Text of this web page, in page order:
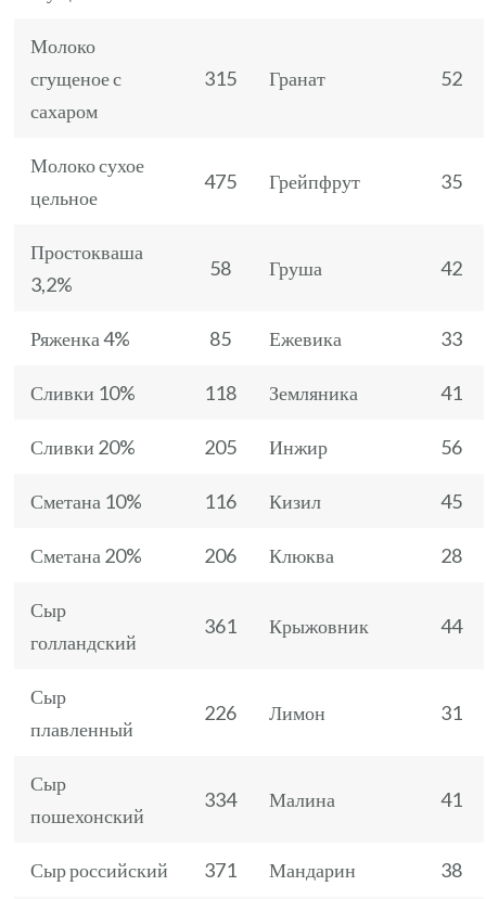
Молоко
сгущеное с
сахаром
315 Гранат 52
Молоко сухое
цельное
475 Грейпфрут 35
Простокваша
3,2%
58 Груша 42
Ряженка 4% 85 Ежевика 33
Сливки 10% 118 Земляника 41
Сливки 20% 205 Инжир 56
Сметана 10% 116 Кизил 45
Сметана 20% 206 Клюква 28
Сыр
голландский
361 Крыжовник 44
Сыр
плавленный
226 Лимон 31
Сыр
пошехонский
334 Малина 41
Сыр российский 371 Мандарин 38